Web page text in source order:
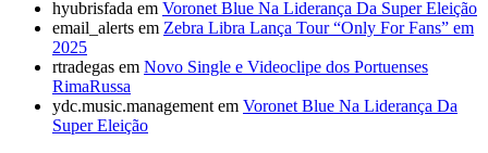
hyubrisfada em Voronet Blue Na Liderança Da Super Eleição
email_alerts em Zebra Libra Lança Tour “Only For Fans” em
2025
rtradegas em Novo Single e Videoclipe dos Portuenses
RimaRussa
ydc.music.management em Voronet Blue Na Liderança Da
Super Eleição